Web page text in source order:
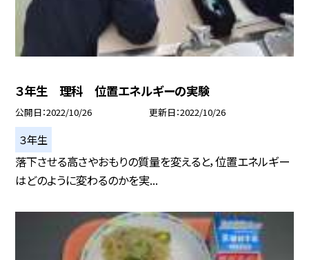
３年生 理科 位置エネルギーの実験
公開日 2022/10/26 更新日 2022/10/26
３年生
落下させる高さやおもりの質量を変えると，位置エネルギー
はどのように変わるのかを実...